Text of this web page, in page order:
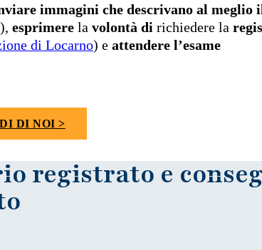
immagini che descrivano al meglio
esprimere la volontà di richiedere la
di Locarno) e attendere l’esame
DI NOI >
registrato e